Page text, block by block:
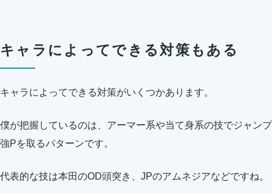
キャラによってできる対策もある
キャラによってできる対策がいくつかあります。
僕が把握しているのは、アーマー系や当て身系の技でジャンプ
強Pを取るパターンです。
代表的な技は本田のOD頭突き、JPのアムネジアなどですね。